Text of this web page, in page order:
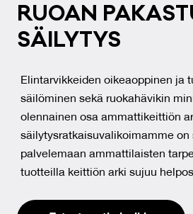
RUOAN
SÄI­LY­TYS
Elintarvikkeiden oikeaoppinen ja
säilöminen sekä ruokahävikin
olennainen osa ammattikeittiön
säilytysratkaisuvalikoimamme on
palvelemaan ammattilaisten
tuotteilla keittiön arki sujuu